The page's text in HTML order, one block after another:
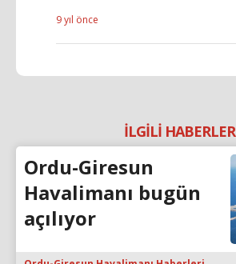
9 yıl önce
İLGİLİ HABERLER
Ordu-Giresun
Havalimanı bugün
açılıyor